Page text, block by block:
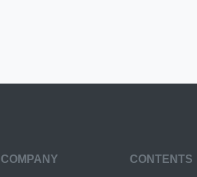
COMPANY CONTENTS